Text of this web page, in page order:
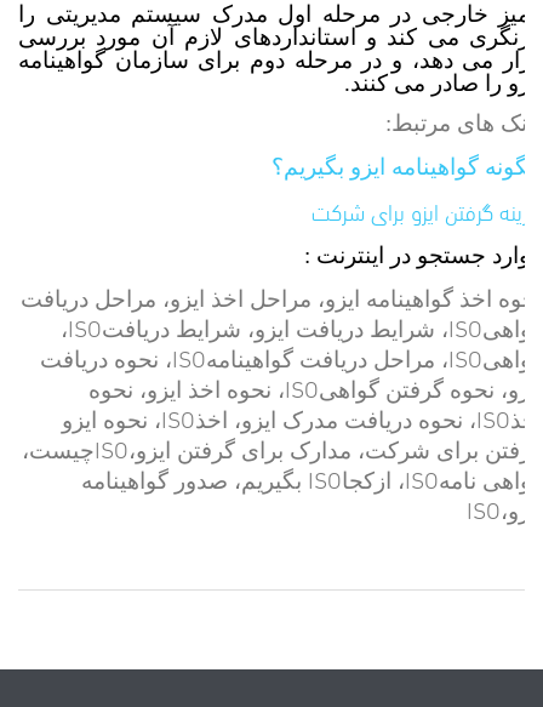
ممیز خارجی در مرحله اول مدرک سیستم مدیریتی را
بازنگری می کند و استانداردهای لازم آن مورد بررسی
قرار می دهد، و در مرحله دوم برای سازمان گواهینامه
ایزو را صادر می کنند.
لینک های مرتبط:
چگونه گواهینامه ایزو بگیریم؟
هزینه گرفتن ایزو برای شرکت
موارد جستجو در اینترنت :
نحوه اخذ گواهینامه ایزو، مراحل اخذ ایزو، مراحل دریافت
گواهیISO، شرایط دریافت ایزو، شرایط دریافتISO،
گواهیISO، مراحل دریافت گواهینامهISO، نحوه دریافت
ایزو، نحوه گرفتن گواهیISO، نحوه اخذ ایزو، نحوه
اخذISO، نحوه دریافت مدرک ایزو، اخذISO، نحوه ایزو
گرفتن برای شرکت، مدارک برای گرفتن ایزو،ISOچیست،
گواهی نامهISO، ازکجاISO بگیریم، صدور گواهینامه
ایزو،ISO